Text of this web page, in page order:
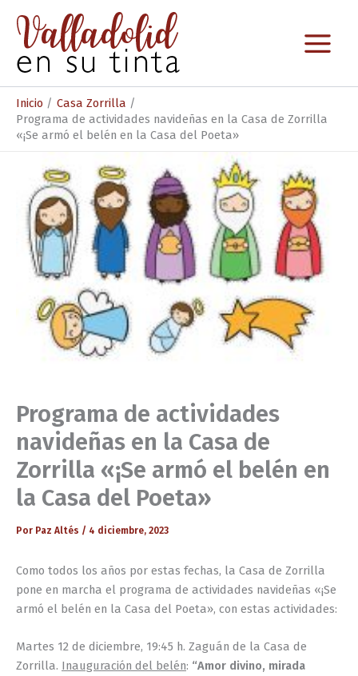
contenido
Inicio
Casa Zorrilla
Programa de actividades navideñas en la Casa de Zorrilla
«¡Se armó el belén en la Casa del Poeta»
Programa de actividades
navideñas en la Casa de
Zorrilla «¡Se armó el belén en
la Casa del Poeta»
Por Paz Altés / 4 diciembre, 2023
Como todos los años por estas fechas, la Casa de Zorrilla
pone en marcha el programa de actividades navideñas «¡Se
armó el belén en la Casa del Poeta», con estas actividades:
Martes 12 de diciembre, 19:45 h. Zaguán de la Casa de
Zorrilla. Inauguración del belén: “Amor divino, mirada